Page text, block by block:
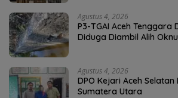
Agustus 4, 2026
P3-TGAI Aceh Tenggara
Diduga Diambil Alih
Agustus 4, 2026
DPO Kejari Aceh
Sumatera Utara